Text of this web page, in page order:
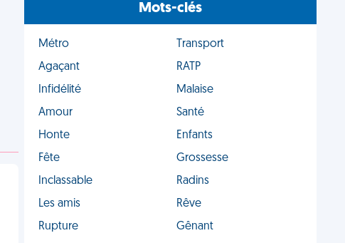
Mots-clés
Métro
Transport
Agaçant
RATP
Infidélité
Malaise
Amour
Santé
Honte
Enfants
Fête
Grossesse
Inclassable
Radins
Les amis
Rêve
Rupture
Gênant